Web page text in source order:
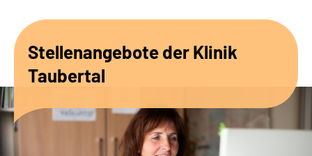
Unsere Angebote
Karriere
Stellenangebote der Klinik
Taubertal